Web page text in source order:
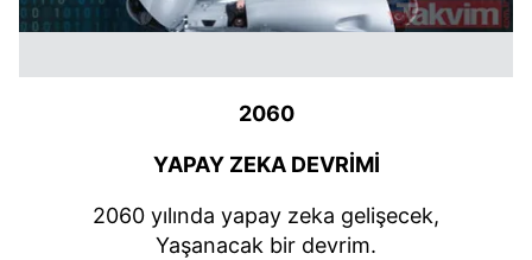
vasıtasıyla belirleyebilirsiniz. Çerezlere ilişkin detaylı bilgi
için Ayarlar butonuna tıklayabilir,
hazırlanmış Aydınlatma Metnimizi okumak ve sitemizde
ilgili mevzuata uygun olarak kullanılan çerezlerle ilgili bilgi
2060
YAPAY ZEKA DEVRİMİ
2060 yılında yapay zeka gelişecek,
Yaşanacak bir devrim.